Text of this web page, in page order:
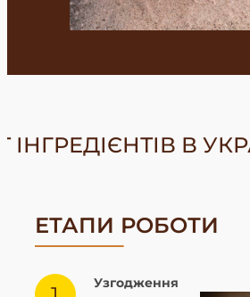
В УКРАЇНІ
ЕТАПИ РОБОТИ
Узгодження